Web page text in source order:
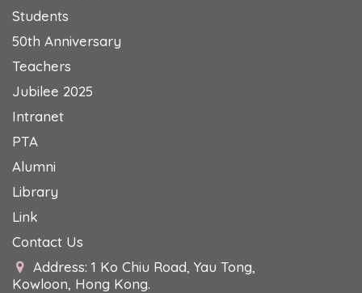
Students
50th Anniversary
Teachers
Jubilee 2025
Intranet
PTA
Alumni
Library
Link
Contact Us
Address: 1 Ko Chiu Road, Yau Tong,
Kowloon, Hong Kong.